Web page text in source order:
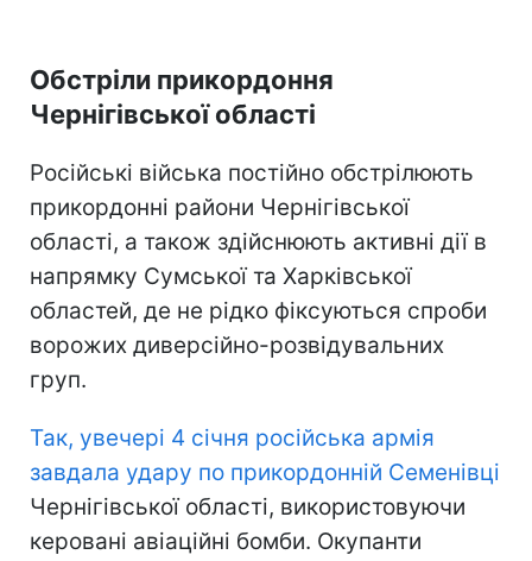
Обстріли прикордоння
Чернігівської області
Російські війська постійно обстрілюють
прикордонні райони Чернігівської
області, а також здійснюють активні дії в
напрямку Сумської та Харківської
областей, де не рідко фіксуються спроби
ворожих диверсійно-розвідувальних
груп.
Так, увечері 4 січня російська армія
завдала удару по прикордонній Семенівці
Чернігівської області, використовуючи
керовані авіаційні бомби. Окупанти